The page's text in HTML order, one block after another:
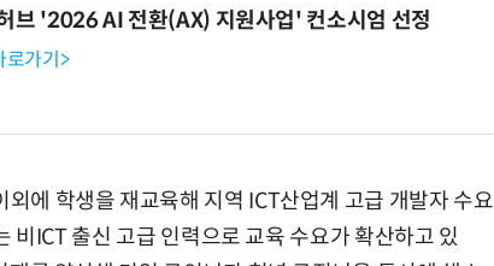
브 '2026 AI 전환(AX) 지원사업' 컨소시엄 선정
로가기>
에 학생을 재교육해 지역 ICT산업계 고급 개발자 수요
비ICT 출신 고급 인력으로 교육 수요가 확산하고 있